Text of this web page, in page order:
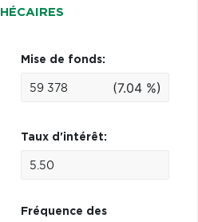
Mise de fonds:
(7.04 %)
Taux d'intérêt:
Fréquence des